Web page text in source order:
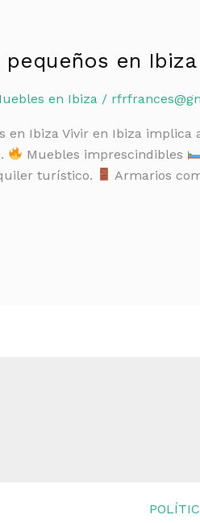
en Ibiza
en Ibiza /
Ibiza Vivir en Ibiza implica
Muebles imprescindibles
turístico. Armarios